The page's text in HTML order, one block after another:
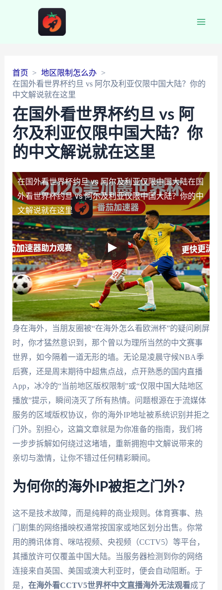
首页
地区限制怎么办
在国外看世界杯约旦 vs 阿尔及利亚仅限中国大陆？你的
中文解说就在这里
在国外看世界杯约旦 vs 阿
尔及利亚仅限中国大陆？你
的中文解说就在这里
在国外看世界杯约旦 vs 阿尔及利亚仅限中国大陆在国
外看世界杯约旦 vs 阿尔及利亚仅限中国大陆？你的中
文解说就在这里
身在海外，当朋友圈被“在海外怎么看欧洲杯”的疑问刷屏
时，你才猛然意识到，那个曾以为理所当然的中文赛事
世界，如今隔着一道无形的墙。无论是凌晨守候NBA季
后赛，还是周末期待中超焦点战，点开熟悉的国内直播
App，冰冷的“当前地区版权限制”或“仅限中国大陆地区
播放”提示，瞬间浇灭了所有热情。问题根源在于流媒体
服务的区域版权协议，你的海外IP地址被系统识别并拒之
门外。别担心，这篇文章就是为你准备的指南，我们将
一步步拆解如何绕过这堵墙，重新拥抱中文解说带来的
亲切与激情，让你不错过任何精彩瞬间。
为何你的海外IP被拒之门外？
这不是技术故障，而是纯粹的商业规则。体育赛事、热
门剧集的网络播映权通常按国家或地区划分出售。你常
用的腾讯体育、咪咕视频、央视频（CCTV5）等平台，
其播放许可仅覆盖中国大陆。当服务器检测到你的网络
连接来自英国、美国或澳大利亚时，便会自动阻断。于
是， 在海外看CCTV5世界杯中文直播海外无法观看成了